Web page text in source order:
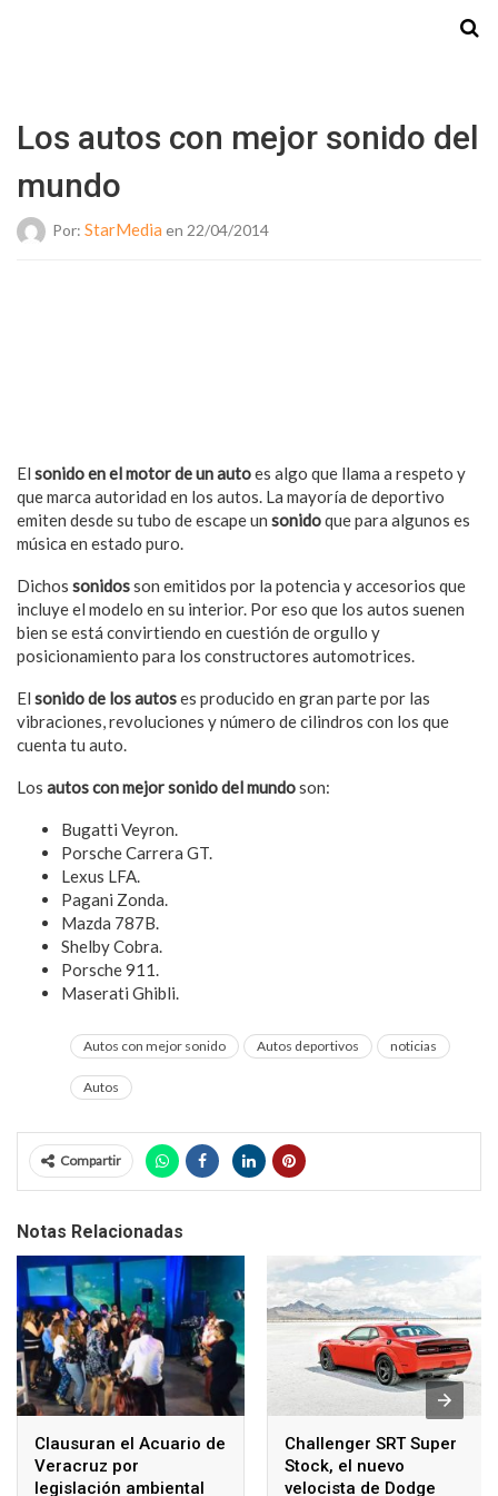
Los autos con mejor sonido del
mundo
Por: StarMedia en 22/04/2014
El sonido en el motor de un autoes algo que llama a respeto y
que marca autoridad en los autos. La mayoría de deportivo
emiten desde su tubo de escape un sonidoque para algunos es
música en estado puro.
Dichos sonidosson emitidos por la potencia y accesorios que
incluye el modelo en su interior. Por eso que los autos suenen
bien se está convirtiendo en cuestión de orgullo y
posicionamiento para los constructores automotrices.
El sonido de los autoses producido en gran parte por las
vibraciones, revoluciones y número de cilindros con los que
cuenta tu auto.
Los autos con mejor sonido del mundoson:
Bugatti Veyron.
Porsche Carrera GT.
Lexus LFA.
Pagani Zonda.
Mazda 787B.
Shelby Cobra.
Porsche 911.
Maserati Ghibli.
Autos con mejor sonido Autos deportivos noticias
Autos
Compartir
Notas Relacionadas
Clausuran el Acuario de
Veracruz por
legislación ambiental
Challenger SRT Super
Stock, el nuevo
velocista de Dodge